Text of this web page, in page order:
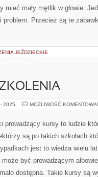
mieć mały mętlik w głowie.
Przecież są te
JEŹDZIECKIE
2025 MOŻLIWOŚĆ
prowadzący kursy to ludzie
są po takich szkołach
jest to wiedza wielu
być prowadzącym
dostępna. Takie kursy są